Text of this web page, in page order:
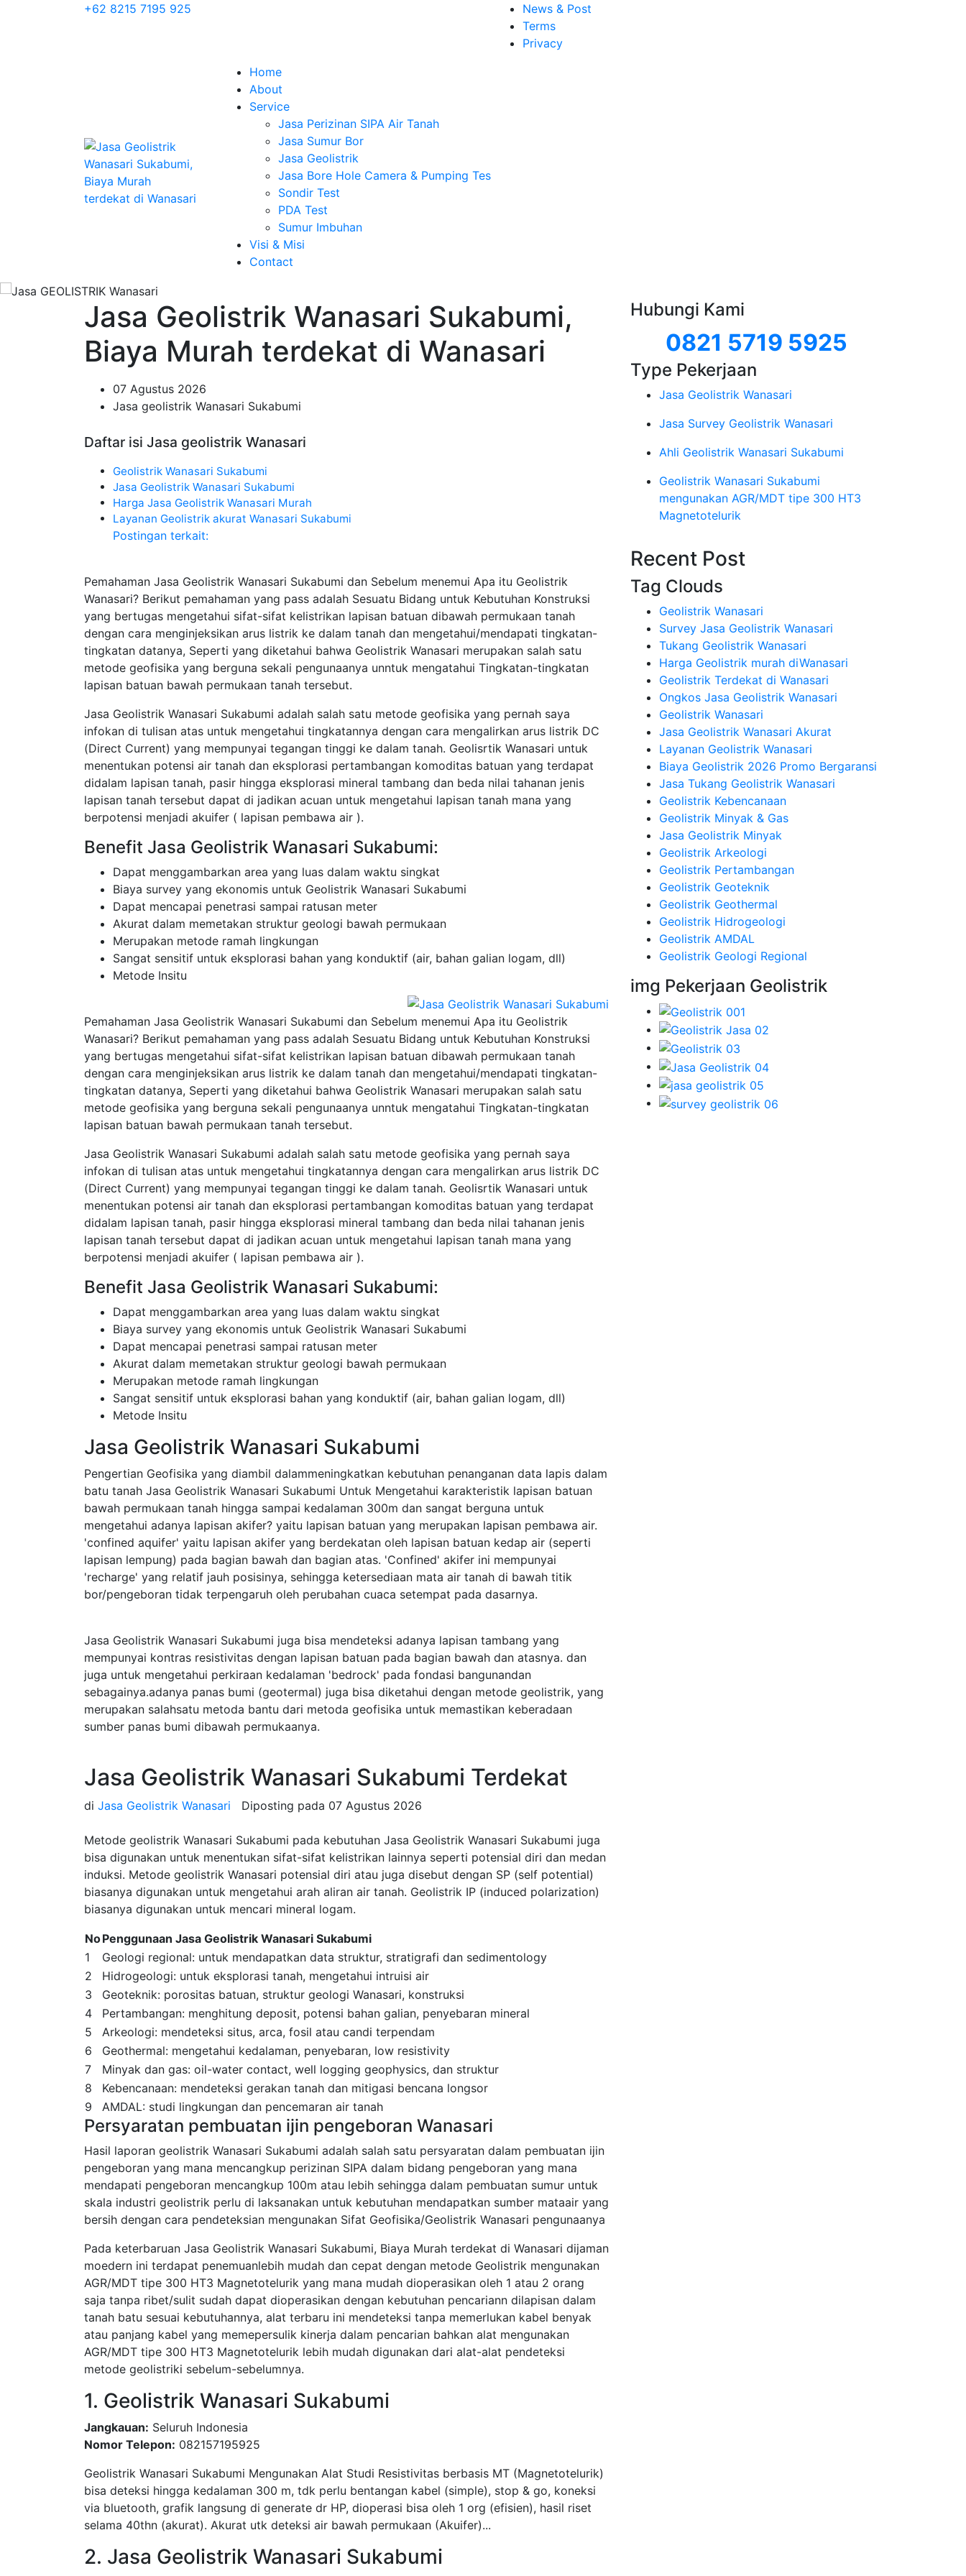
+62 8215 7195 925
News & Post
Terms
Privacy
Home
About
Service
Jasa Perizinan SIPA Air Tanah
Jasa Sumur Bor
Jasa Geolistrik
Jasa Bore Hole Camera & Pumping Tes
Sondir Test
PDA Test
Sumur Imbuhan
Visi & Misi
Contact
Jasa Geolistrik Wanasari Sukabumi,
Biaya Murah terdekat di Wanasari
07 Agustus 2026
Jasa geolistrik Wanasari Sukabumi
Daftar isi Jasa geolistrik Wanasari
Geolistrik Wanasari Sukabumi
Jasa Geolistrik Wanasari Sukabumi
Harga Jasa Geolistrik Wanasari Murah
Layanan Geolistrik akurat Wanasari Sukabumi
Postingan terkait:
Pemahaman Jasa Geolistrik Wanasari Sukabumi dan Sebelum menemui Apa itu Geolistrik
Wanasari? Berikut pemahaman yang pass adalah Sesuatu Bidang untuk Kebutuhan Konstruksi
yang bertugas mengetahui sifat-sifat kelistrikan lapisan batuan dibawah permukaan tanah
dengan cara menginjeksikan arus listrik ke dalam tanah dan mengetahui/mendapati tingkatan-
tingkatan datanya, Seperti yang diketahui bahwa Geolistrik Wanasari merupakan salah satu
metode geofisika yang berguna sekali pengunaanya unntuk mengatahui Tingkatan-tingkatan
lapisan batuan bawah permukaan tanah tersebut.
Jasa Geolistrik Wanasari Sukabumi adalah salah satu metode geofisika yang pernah saya
infokan di tulisan atas untuk mengetahui tingkatannya dengan cara mengalirkan arus listrik DC
(Direct Current) yang mempunyai tegangan tinggi ke dalam tanah. Geolisrtik Wanasari untuk
menentukan potensi air tanah dan eksplorasi pertambangan komoditas batuan yang terdapat
didalam lapisan tanah, pasir hingga eksplorasi mineral tambang dan beda nilai tahanan jenis
lapisan tanah tersebut dapat di jadikan acuan untuk mengetahui lapisan tanah mana yang
berpotensi menjadi akuifer ( lapisan pembawa air ).
Benefit Jasa Geolistrik Wanasari Sukabumi:
Dapat menggambarkan area yang luas dalam waktu singkat
Biaya survey yang ekonomis untuk Geolistrik Wanasari Sukabumi
Dapat mencapai penetrasi sampai ratusan meter
Akurat dalam memetakan struktur geologi bawah permukaan
Merupakan metode ramah lingkungan
Sangat sensitif untuk eksplorasi bahan yang konduktif (air, bahan galian logam, dll)
Metode Insitu
Pemahaman Jasa Geolistrik Wanasari Sukabumi dan Sebelum menemui Apa itu Geolistrik
Wanasari? Berikut pemahaman yang pass adalah Sesuatu Bidang untuk Kebutuhan Konstruksi
yang bertugas mengetahui sifat-sifat kelistrikan lapisan batuan dibawah permukaan tanah
dengan cara menginjeksikan arus listrik ke dalam tanah dan mengetahui/mendapati tingkatan-
tingkatan datanya, Seperti yang diketahui bahwa Geolistrik Wanasari merupakan salah satu
metode geofisika yang berguna sekali pengunaanya unntuk mengatahui Tingkatan-tingkatan
lapisan batuan bawah permukaan tanah tersebut.
Jasa Geolistrik Wanasari Sukabumi adalah salah satu metode geofisika yang pernah saya
infokan di tulisan atas untuk mengetahui tingkatannya dengan cara mengalirkan arus listrik DC
(Direct Current) yang mempunyai tegangan tinggi ke dalam tanah. Geolisrtik Wanasari untuk
menentukan potensi air tanah dan eksplorasi pertambangan komoditas batuan yang terdapat
didalam lapisan tanah, pasir hingga eksplorasi mineral tambang dan beda nilai tahanan jenis
lapisan tanah tersebut dapat di jadikan acuan untuk mengetahui lapisan tanah mana yang
berpotensi menjadi akuifer ( lapisan pembawa air ).
Benefit Jasa Geolistrik Wanasari Sukabumi:
Dapat menggambarkan area yang luas dalam waktu singkat
Biaya survey yang ekonomis untuk Geolistrik Wanasari Sukabumi
Dapat mencapai penetrasi sampai ratusan meter
Akurat dalam memetakan struktur geologi bawah permukaan
Merupakan metode ramah lingkungan
Sangat sensitif untuk eksplorasi bahan yang konduktif (air, bahan galian logam, dll)
Metode Insitu
Jasa Geolistrik Wanasari Sukabumi
Pengertian Geofisika yang diambil dalammeningkatkan kebutuhan penanganan data lapis dalam
batu tanah Jasa Geolistrik Wanasari Sukabumi Untuk Mengetahui karakteristik lapisan batuan
bawah permukaan tanah hingga sampai kedalaman 300m dan sangat berguna untuk
mengetahui adanya lapisan akifer? yaitu lapisan batuan yang merupakan lapisan pembawa air.
'confined aquifer' yaitu lapisan akifer yang berdekatan oleh lapisan batuan kedap air (seperti
lapisan lempung) pada bagian bawah dan bagian atas. 'Confined' akifer ini mempunyai
'recharge' yang relatif jauh posisinya, sehingga ketersediaan mata air tanah di bawah titik
bor/pengeboran tidak terpengaruh oleh perubahan cuaca setempat pada dasarnya.
Jasa Geolistrik Wanasari Sukabumi juga bisa mendeteksi adanya lapisan tambang yang
mempunyai kontras resistivitas dengan lapisan batuan pada bagian bawah dan atasnya. dan
juga untuk mengetahui perkiraan kedalaman 'bedrock' pada fondasi bangunandan
sebagainya.adanya panas bumi (geotermal) juga bisa diketahui dengan metode geolistrik, yang
merupakan salahsatu metoda bantu dari metoda geofisika untuk memastikan keberadaan
sumber panas bumi dibawah permukaanya.
Jasa Geolistrik Wanasari Sukabumi Terdekat
di Jasa Geolistrik Wanasari Diposting pada 07 Agustus 2026
Metode geolistrik Wanasari Sukabumi pada kebutuhan Jasa Geolistrik Wanasari Sukabumi juga
bisa digunakan untuk menentukan sifat-sifat kelistrikan lainnya seperti potensial diri dan medan
induksi. Metode geolistrik Wanasari potensial diri atau juga disebut dengan SP (self potential)
biasanya digunakan untuk mengetahui arah aliran air tanah. Geolistrik IP (induced polarization)
biasanya digunakan untuk mencari mineral logam.
NoPenggunaan Jasa Geolistrik Wanasari Sukabumi
1
Geologi regional: untuk mendapatkan data struktur, stratigrafi dan sedimentology
2
Hidrogeologi: untuk eksplorasi tanah, mengetahui intruisi air
3
Geoteknik: porositas batuan, struktur geologi Wanasari, konstruksi
4
Pertambangan: menghitung deposit, potensi bahan galian, penyebaran mineral
5
Arkeologi: mendeteksi situs, arca, fosil atau candi terpendam
6
Geothermal: mengetahui kedalaman, penyebaran, low resistivity
7
Minyak dan gas: oil-water contact, well logging geophysics, dan struktur
8
Kebencanaan: mendeteksi gerakan tanah dan mitigasi bencana longsor
9
AMDAL: studi lingkungan dan pencemaran air tanah
Persyaratan pembuatan ijin pengeboran Wanasari
Hasil laporan geolistrik Wanasari Sukabumi adalah salah satu persyaratan dalam pembuatan ijin
pengeboran yang mana mencangkup perizinan SIPA dalam bidang pengeboran yang mana
mendapati pengeboran mencangkup 100m atau lebih sehingga dalam pembuatan sumur untuk
skala industri geolistrik perlu di laksanakan untuk kebutuhan mendapatkan sumber mataair yang
bersih dengan cara pendeteksian mengunakan Sifat Geofisika/Geolistrik Wanasari pengunaanya
Pada keterbaruan Jasa Geolistrik Wanasari Sukabumi, Biaya Murah terdekat di Wanasari dijaman
moedern ini terdapat penemuanlebih mudah dan cepat dengan metode Geolistrik mengunakan
AGR/MDT tipe 300 HT3 Magnetotelurik yang mana mudah dioperasikan oleh 1 atau 2 orang
saja tanpa ribet/sulit sudah dapat dioperasikan dengan kebutuhan pencariann dilapisan dalam
tanah batu sesuai kebutuhannya, alat terbaru ini mendeteksi tanpa memerlukan kabel benyak
atau panjang kabel yang memepersulik kinerja dalam pencarian bahkan alat mengunakan
AGR/MDT tipe 300 HT3 Magnetotelurik lebih mudah digunakan dari alat-alat pendeteksi
metode geolistriki sebelum-sebelumnya.
1. Geolistrik Wanasari Sukabumi
Jangkauan: Seluruh Indonesia
Nomor Telepon: 082157195925
Geolistrik Wanasari Sukabumi Mengunakan Alat Studi Resistivitas berbasis MT (Magnetotelurik)
bisa deteksi hingga kedalaman 300 m, tdk perlu bentangan kabel (simple), stop & go, koneksi
via bluetooth, grafik langsung di generate dr HP, dioperasi bisa oleh 1 org (efisien), hasil riset
selama 40thn (akurat). Akurat utk deteksi air bawah permukaan (Akuifer)...
2. Jasa Geolistrik Wanasari Sukabumi
Hubungi Kami
0821 5719 5925
Type Pekerjaan
Jasa Geolistrik Wanasari
Jasa Survey Geolistrik Wanasari
Ahli Geolistrik Wanasari Sukabumi
Geolistrik Wanasari Sukabumi
mengunakan AGR/MDT tipe 300 HT3
Magnetotelurik
Recent Post
Tag Clouds
Geolistrik Wanasari
Survey Jasa Geolistrik Wanasari
Tukang Geolistrik Wanasari
Harga Geolistrik murah diWanasari
Geolistrik Terdekat di Wanasari
Ongkos Jasa Geolistrik Wanasari
Geolistrik Wanasari
Jasa Geolistrik Wanasari Akurat
Layanan Geolistrik Wanasari
Biaya Geolistrik 2026 Promo Bergaransi
Jasa Tukang Geolistrik Wanasari
Geolistrik Kebencanaan
Geolistrik Minyak & Gas
Jasa Geolistrik Minyak
Geolistrik Arkeologi
Geolistrik Pertambangan
Geolistrik Geoteknik
Geolistrik Geothermal
Geolistrik Hidrogeologi
Geolistrik AMDAL
Geolistrik Geologi Regional
img Pekerjaan Geolistrik